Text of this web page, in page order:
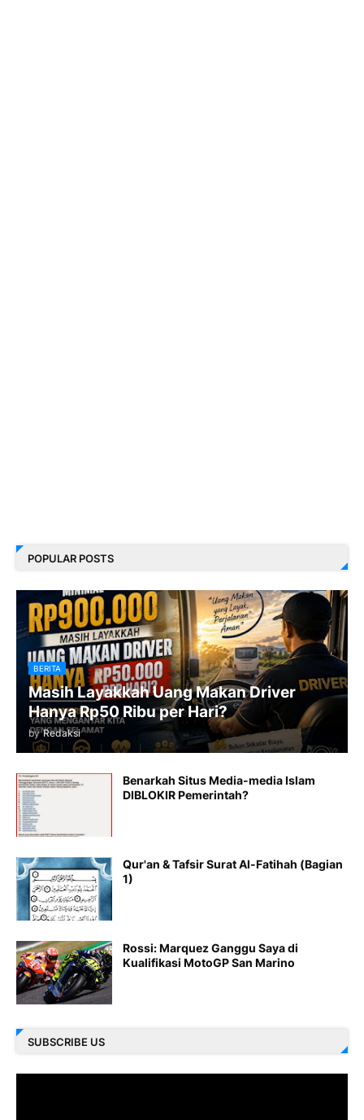
POPULAR POSTS
BERITA
Masih Layakkah Uang Makan Driver
Hanya Rp50 Ribu per Hari?
by Redaksi
Benarkah Situs Media-media Islam
DIBLOKIR Pemerintah?
Qur'an & Tafsir Surat Al-Fatihah (Bagian
1)
Rossi: Marquez Ganggu Saya di
Kualifikasi MotoGP San Marino
SUBSCRIBE US